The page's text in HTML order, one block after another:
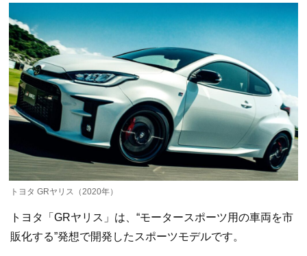
トヨタ GRヤリス（2020年）
トヨタ「GRヤリス」は、“モータースポーツ用の車両を市
販化する”発想で開発したスポーツモデルです。